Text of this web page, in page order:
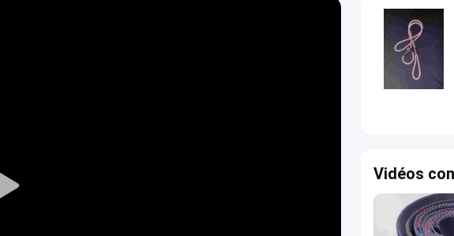
Play
Vidéos